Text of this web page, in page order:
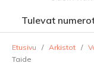
Tulevat
Etusivu / Arkistot /
Taide